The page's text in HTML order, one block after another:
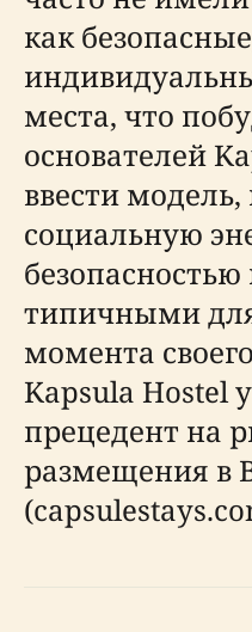
как
места, что
основателей
ввести модель,
социальную
типичными
момента
Kapsula Hostel
прецедент на
размещения в